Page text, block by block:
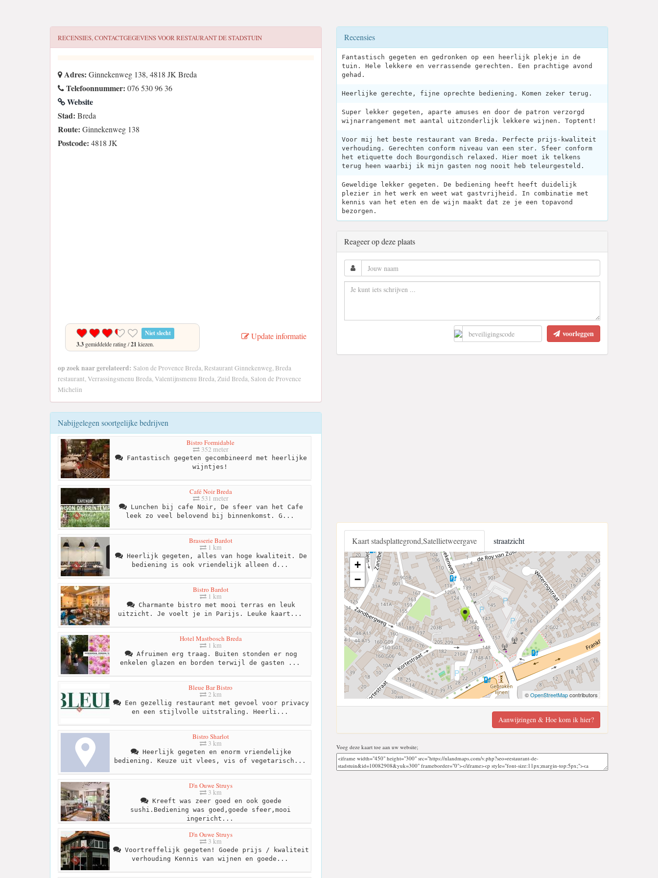
RECENSIES, CONTACTGEGEVENS VOORRESTAURANT DE STADSTUIN
Adres: Ginnekenweg 138, 4818 JK Breda
Telefoonnummer: 076 530 96 36
Website
Stad: Breda
Route: Ginnekenweg 138
Postcode: 4818 JK
Niet slecht
3.3 gemiddelde rating /21 kiezen.
Update informatie
op zoek naar gerelateerd: Salon de Provence Breda, Restaurant Ginnekenweg, Breda
restaurant, Verrassingsmenu Breda, Valentijnsmenu Breda, Zuid Breda, Salon de Provence
Michelin
Nabijgelegen soortgelijke bedrijven
Bistro Formidable
352 meter
Fantastisch gegeten gecombineerd met heerlijke
wijntjes!
Café Noir Breda
531 meter
Lunchen bij cafe Noir, De sfeer van het Cafe
leek zo veel belovend bij binnenkomst. G...
Brasserie Bardot
1 km
Heerlijk gegeten, alles van hoge kwaliteit. De
bediening is ook vriendelijk alleen d...
Bistro Bardot
1 km
Charmante bistro met mooi terras en leuk
uitzicht. Je voelt je in Parijs. Leuke kaart...
Hotel Mastbosch Breda
1 km
Afruimen erg traag. Buiten stonden er nog
enkelen glazen en borden terwijl de gasten ...
Bleue Bar Bistro
2 km
Een gezellig restaurant met gevoel voor privacy
en een stijlvolle uitstraling. Heerli...
Bistro Sharlot
3 km
Heerlijk gegeten en enorm vriendelijke
bediening. Keuze uit vlees, vis of vegetarisch...
D'n Ouwe Struys
3 km
Kreeft was zeer goed en ook goede
sushi.Bediening was goed,goede sfeer,mooi
ingericht...
D'n Ouwe Struys
3 km
Voortreffelijk gegeten! Goede prijs / kwaliteit
verhouding Kennis van wijnen en goede...
Recensies
Fantastisch gegeten en gedronken op een heerlijk plekje in de
tuin. Hele lekkere en verrassende gerechten. Een prachtige avond
gehad.
Heerlijke gerechte, fijne oprechte bediening. Komen zeker terug.
Super lekker gegeten, aparte amuses en door de patron verzorgd
wijnarrangement met aantal uitzonderlijk lekkere wijnen. Toptent!
Voor mij het beste restaurant van Breda. Perfecte prijs-kwaliteit
verhouding. Gerechten conform niveau van een ster. Sfeer conform
het etiquette doch Bourgondisch relaxed. Hier moet ik telkens
terug heen waarbij ik mijn gasten nog nooit heb teleurgesteld.
Geweldige lekker gegeten. De bediening heeft heeft duidelijk
plezier in het werk en weet wat gastvrijheid. In combinatie met
kennis van het eten en de wijn maakt dat ze je een topavond
bezorgen.
Reageer op deze plaats
voorleggen
Kaart stadsplattegrond,Satellietweergave straatzicht
+
−
©OpenStreetMapcontributors
Aanwijzingen & Hoe kom ik hier?
Voeg deze kaart toe aan uw website;